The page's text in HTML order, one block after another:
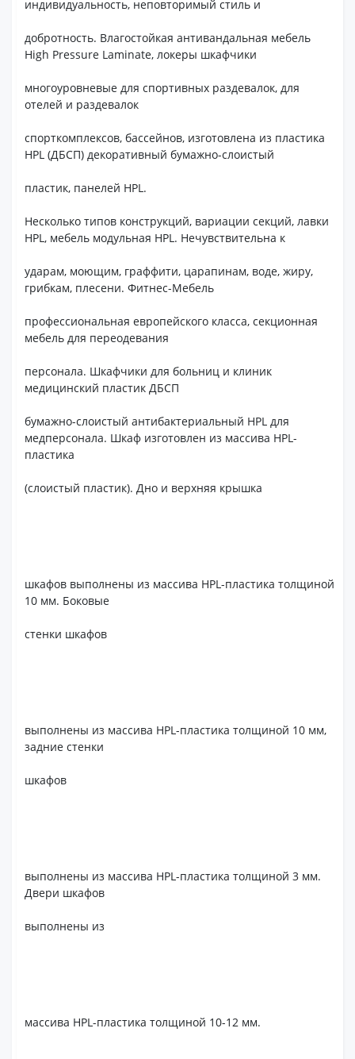
индивидуальность, неповторимый стиль и
добротность. Влагостойкая антивандальная мебель
High Pressure Laminate, локеры шкафчики
многоуровневые для спортивных раздевалок, для
отелей и раздевалок
спорткомплексов, бассейнов, изготовлена из пластика
HPL (ДБСП) декоративный бумажно-слоистый
пластик, панелей HPL.
Несколько типов конструкций, вариации секций, лавки
HPL, мебель модульная HPL. Нечувствительна к
ударам, моющим, граффити, царапинам, воде, жиру,
грибкам, плесени. Фитнес-Мебель
профессиональная европейского класса, секционная
мебель для переодевания
персонала. Шкафчики для больниц и клиник
медицинский пластик ДБСП
бумажно-слоистый антибактериальный HPL для
медперсонала. Шкаф изготовлен из массива HPL-
пластика
(слоистый пластик). Дно и верхняя крышка
шкафов выполнены из массива HPL-пластика толщиной
10 мм. Боковые
стенки шкафов
выполнены из массива HPL-пластика толщиной 10 мм,
задние стенки
шкафов
выполнены из массива HPL-пластика толщиной 3 мм.
Двери шкафов
выполнены из
массива HPL-пластика толщиной 10-12 мм.